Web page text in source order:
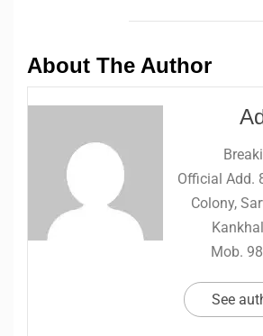
About The Author
Official Add.
Colony,
Mob.
See